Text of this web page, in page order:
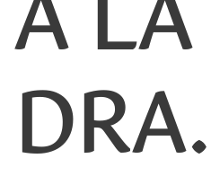
DRA.